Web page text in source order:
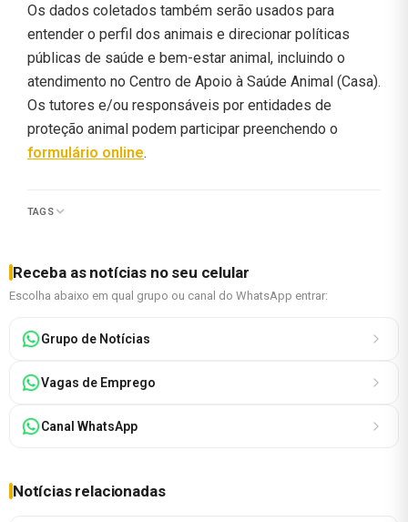
Os dados coletados também serão usados para
entender o perfil dos animais e direcionar políticas
públicas de saúde e bem-estar animal, incluindo o
atendimento no Centro de Apoio à Saúde Animal (Casa).
Os tutores e/ou responsáveis por entidades de
proteção animal podem participar preenchendo o
formulário online.
TAGS
Receba as notícias no seu celular
Escolha abaixo em qual grupo ou canal do WhatsApp entrar:
Grupo de Notícias
Vagas de Emprego
Canal WhatsApp
Notícias relacionadas